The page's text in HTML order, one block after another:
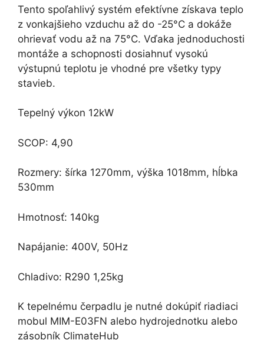
Tento spoľahlivý systém efektívne získava teplo
z vonkajšieho vzduchu až do -25°C a dokáže
ohrievať vodu až na 75°C. Vďaka jednoduchosti
montáže a schopnosti dosiahnuť vysokú
výstupnú teplotu je vhodné pre všetky typy
stavieb.
Tepelný výkon 12kW
SCOP: 4,90
Rozmery: šírka 1270mm, výška 1018mm, hĺbka
530mm
Hmotnosť: 140kg
Napájanie: 400V, 50Hz
Chladivo: R290 1,25kg
K tepelnému čerpadlu je nutné dokúpiť riadiaci
mobul MIM-E03FN alebo hydrojednotku alebo
zásobník ClimateHub